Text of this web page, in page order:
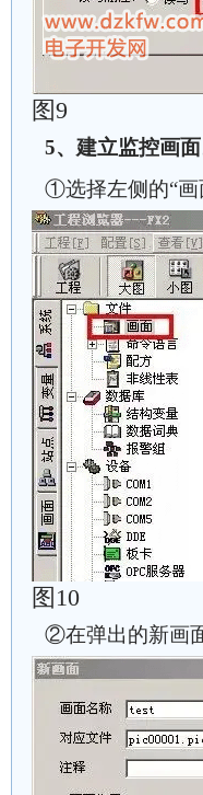
图9
5、建立监控画面
①选择左侧的“画
图10
②在弹出的新画